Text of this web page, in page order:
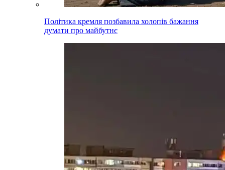
Політика кремля позбавила холопів бажання
думати про майбутнє